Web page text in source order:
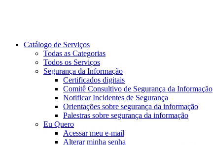
Catálogo de Serviços
Todas as Categorias
Todos os Serviços
Segurança da Informação
Certificados digitais
Comitê Consultivo de Segurança da Informação
Notificar Incidentes de Segurança
Orientações sobre segurança da informação
Palestras sobre segurança da informação
Eu Quero
Acessar meu e-mail
Alterar minha senha